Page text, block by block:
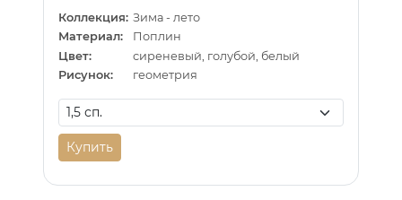
Коллекция: Зима - лето
Материал:
Поплин
Цвет:
сиреневый, голубой, белый
Рисунок:
геометрия
Купить